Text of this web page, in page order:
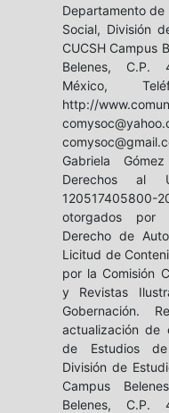
Departamento de
Social, División
CUCSH Campus
Belenes, C.P.
México,
http://
Gabriela
Derechos al
otorgados por
Derecho de
Licitud de
por la Comisión
y Revistas
Gobernación.
actualización de
de Estudios
División de
Campus
Belenes, C.P.